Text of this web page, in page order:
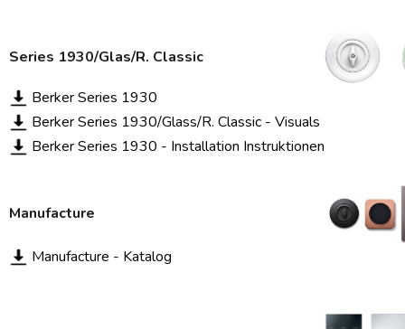
Series 1930/Glas/R. Classic
Berker Series 1930
Berker Series 1930/Glass/R. Classic - Visuals
Berker Series 1930 - Installation Instruktionen
Manufacture
Manufacture - Katalog